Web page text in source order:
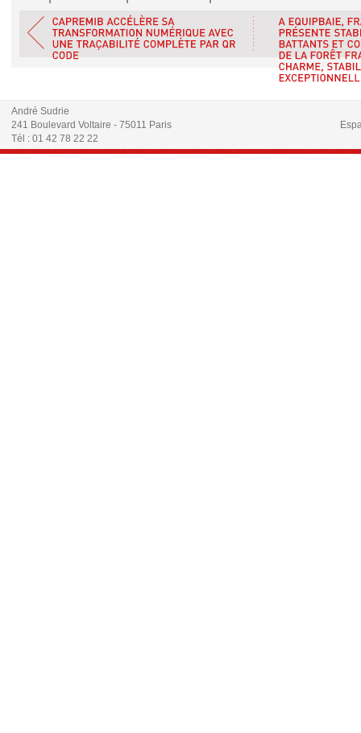
André Sudrie
241 Boulevard Voltaire - 75011 Paris
Tél : 01 42 78 22 22